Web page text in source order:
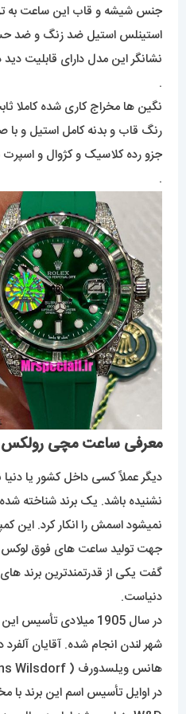
جنس شیشه و قاب این ساعت به
استینلس استیل ضد زنگ و ضد
نشانگر این مدل دارای قابلیت
.
نگین ها مخراج کاری شده کاملا
رنگ قاب و بدنه کامل استیل و
جزو رده کلاسیک و کژوال و
.
معرفی ساعت مچی
دیگر عملاً کسی داخل کشور یا
نمیشود اسمش را انکار کرد. این
جهت تولید ساعت های فوق لوکس
گفت یکی از قدرتمندترین برند
دنیاست.
در سال 1905 میلادی
هانس ویلسدورف ( Hans Wilsdorf ).
در اوایل تأسیس اسم این برند با